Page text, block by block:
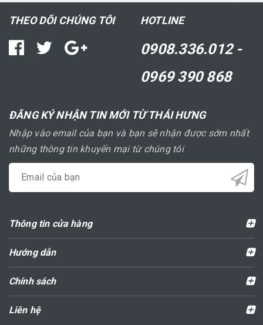
THEO DÕI CHÚNG TÔI HOTLINE
0908.336.012 -
0969 390 868
ĐĂNG KÝ NHẬN TIN MỚI TỪ THÁI HƯNG
Nhập vào email của bạn và bạn sẽ nhận được sớm nhất
những thông tin khuyến mại từ chúng tôi
Thông tin cửa hàng
Hướng dẫn
Chính sách
Liên hệ